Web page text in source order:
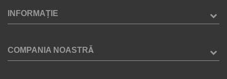
INFORMAȚIE
COMPANIA NOASTRĂ